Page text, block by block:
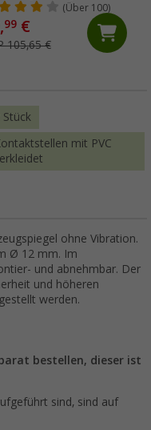
schwarz im Paar
(Über 100)
99€
105,65 €
Stück
mit PVC
ohne Vibration.
Ø 12 mm. Im
und abnehmbar. Der
und höheren
werden.
bestellen, dieser ist
sind, sind auf